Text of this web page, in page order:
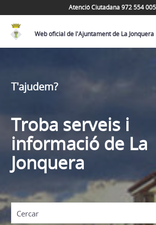
Atenció Ciutadana 972 554 005
Web oficial de l'Ajuntament de La Jonquera
T'ajudem?
Troba serveis i
informació de La
Jonquera